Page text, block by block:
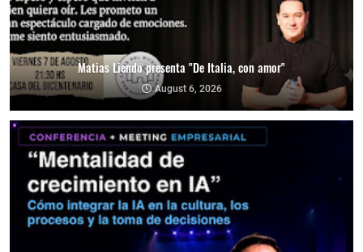
Matias Liendo presenta "De Italia, con amor"
August 6, 2026